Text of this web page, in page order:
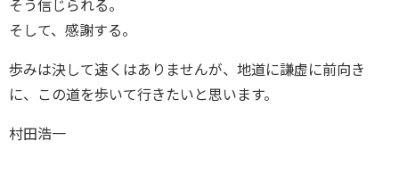
そう信じられる。
そして、感謝する。
歩みは決して速くはありませんが、地道に謙虚に前向き
に、この道を歩いて行きたいと思います。
村田浩一